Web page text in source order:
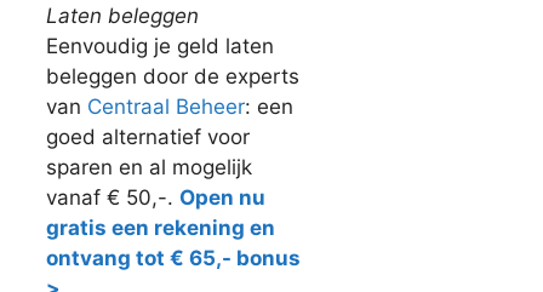
Laten beleggen
Eenvoudig je geld laten
beleggen door de experts
van Centraal Beheer: een
goed alternatief voor
sparen en al mogelijk
vanaf € 50,-. Open nu
gratis een rekening en
ontvang tot € 65,- bonus